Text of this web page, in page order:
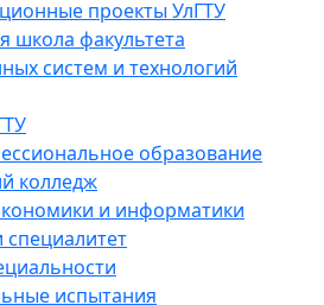
проекты УлГТУ
школа факультета
систем и технологий
образование
колледж
и информатики
специалитет
испытания